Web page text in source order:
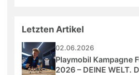
Letzten Artikel
02.06.2026
Playmobil Kampagne
2026 – DEINE WELT.